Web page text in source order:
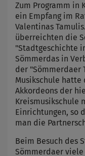
Zum Programm in
ein Empfang im
Valentinas
überreichten die
"Stadtgeschichte
Sömmerdas in
der "Sömmerdaer
Musikschule
Akkordeons der
Kreismusikschule
Einrichtungen, so
man die
Beim Besuch des
Sömmerdaer